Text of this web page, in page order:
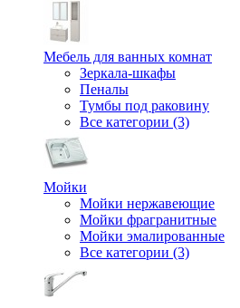
Мебель для ванных комнат
Зеркала-шкафы
Пеналы
Тумбы под раковину
Все категории (3)
Мойки
Мойки нержавеющие
Мойки фрагранитные
Мойки эмалированные
Все категории (3)